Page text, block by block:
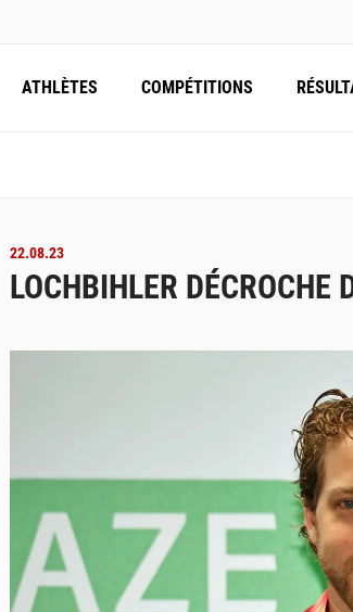
ATHLÈTES COMPÉTITIONS
22.08.23
LOCHBIHLER DÉCROCHE